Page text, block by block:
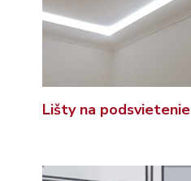
Lišty na podsvietenie